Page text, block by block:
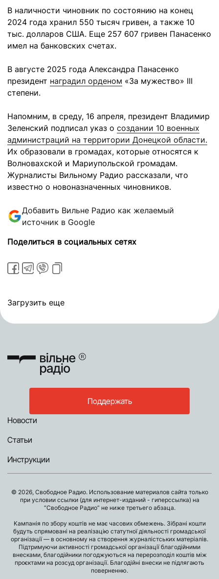
В наличности чиновник по состоянию на конец
2024 года хранил 550 тысяч гривен, а также 10
тыс. долларов США. Еще 257 607 гривен Панасенко
имел на банковских счетах.
В августе 2025 года Александра Панасенко
президент наградил орденом «За мужество» III
степени.
Напомним, в среду, 16 апреля, президент Владимир
Зеленский подписал указ о создании 10 военных
администраций на территории Донецкой области.
Их образовали в громадах, которые относятся к
Волновахской и Мариупольской громадам.
Журналисты Вильному Радио рассказали, что
известно о новоназначенных чиновников.
Добавить Вильне Радио как желаемый
источник в Google
Поделиться в социальных сетях
Загрузить еще
Поддержать
Новости
Статьи
Инструкции
© 2026, Свободное Радио. Использование материалов сайта только
при условии ссылки (для интернет-изданий - гиперссылка) на
“Свободное Радио” не ниже третьего абзаца.
Кампанія по збору коштів не має часових обмежень. Зібрані кошти
будуть спрямовані на реалізацію статутної діяльності громадської
організації — в основному на створення журналістських матеріалів.
Підтримуючи активності громадської організації благодійними
внесками, благодійники погоджуються на перерозподіл коштів між
проєктами на розсуд організації. Благодійні внески не підлягають
поверненню.